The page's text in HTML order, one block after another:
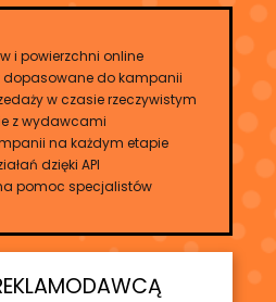
i powierzchni online
do kampanii
w czasie rzeczywistym
z wydawcami
na każdym etapie
dzięki API
pomoc specjalistów